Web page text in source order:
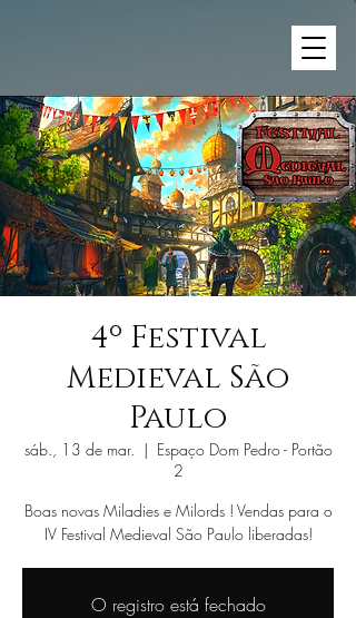
4º Festival
Medieval São
Paulo
sáb., 13 de mar.
  |
Espaço Dom Pedro - Portão
2
Boas novas Miladies e Milords ! Vendas para o
IV Festival Medieval São Paulo liberadas!
O registro está fechado